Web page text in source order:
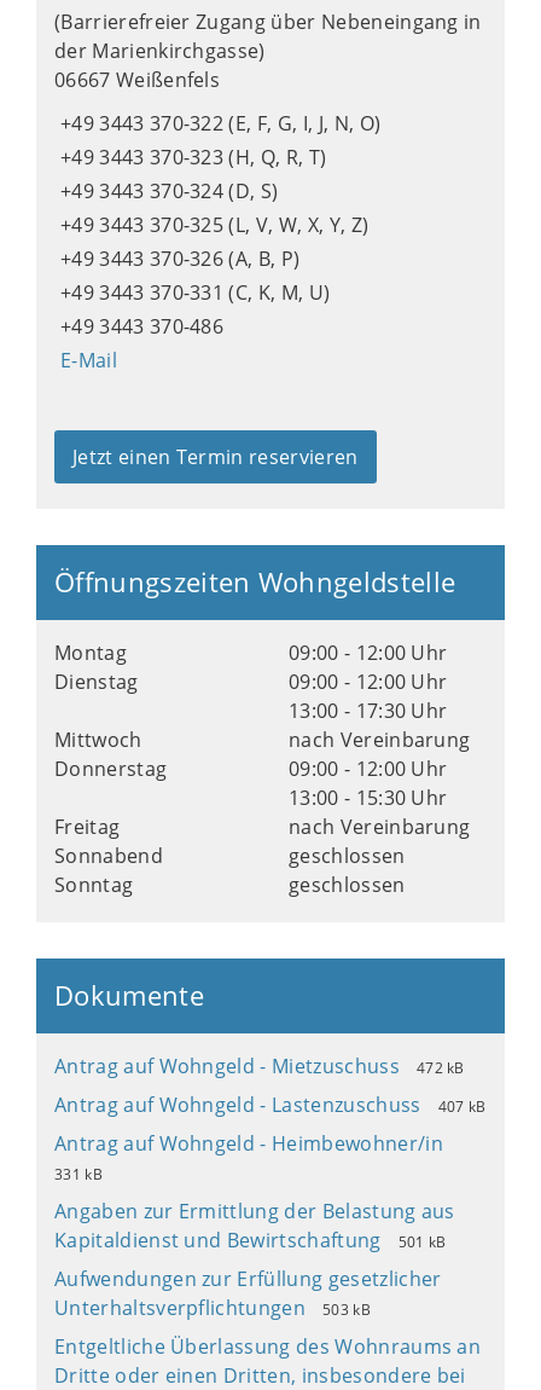
(Barrierefreier Zugang über Nebeneingang in
der Marienkirchgasse)
06667 Weißenfels
+49 3443 370-322 (E, F, G, I, J, N, O)
+49 3443 370-323 (H, Q, R, T)
+49 3443 370-324 (D, S)
+49 3443 370-325 (L, V, W, X, Y, Z)
+49 3443 370-326 (A, B, P)
+49 3443 370-331 (C, K, M, U)
+49 3443 370-486
E-Mail
Jetzt einen Termin reservieren
Öffnungszeiten Wohngeldstelle
Montag
09:00 - 12:00 Uhr
Dienstag
09:00 - 12:00 Uhr
13:00 - 17:30 Uhr
Mittwoch
nach Vereinbarung
Donnerstag
09:00 - 12:00 Uhr
13:00 - 15:30 Uhr
Freitag
nach Vereinbarung
Sonnabend
geschlossen
Sonntag
geschlossen
Dokumente
Antrag auf Wohngeld - Mietzuschuss 472 kB
Antrag auf Wohngeld - Lastenzuschuss 407 kB
Antrag auf Wohngeld - Heimbewohner/in
331 kB
Angaben zur Ermittlung der Belastung aus
Kapitaldienst und Bewirtschaftung
501 kB
Aufwendungen zur Erfüllung gesetzlicher
Unterhaltsverpflichtungen
503 kB
Entgeltliche Überlassung des Wohnraums an
Dritte oder einen Dritten, insbesondere bei